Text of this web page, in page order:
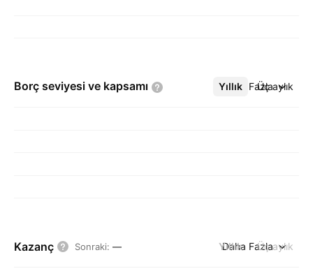
Borç seviyesi ve kapsamı Yıllık Üç aylık
Daha Fazla
Kazanç Sonraki: — Yıllık Üç aylık
Daha Fazla